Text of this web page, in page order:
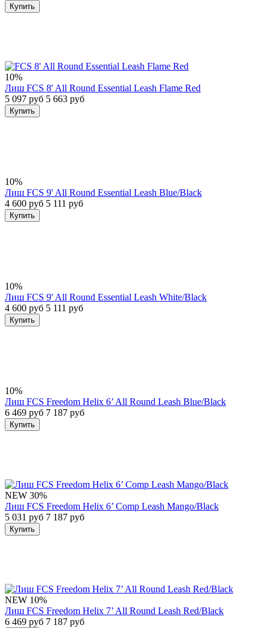
Купить
10%
Лиш FCS 8' All Round Essential Leash Flame Red
5 097 руб 5 663 руб
Купить
10%
Лиш FCS 9' All Round Essential Leash Blue/Black
4 600 руб 5 111 руб
Купить
10%
Лиш FCS 9' All Round Essential Leash White/Black
4 600 руб 5 111 руб
Купить
10%
Лиш FCS Freedom Helix 6’ All Round Leash Blue/Black
6 469 руб 7 187 руб
Купить
NEW 30%
Лиш FCS Freedom Helix 6’ Comp Leash Mango/Black
5 031 руб 7 187 руб
Купить
NEW 10%
Лиш FCS Freedom Helix 7’ All Round Leash Red/Black
6 469 руб 7 187 руб